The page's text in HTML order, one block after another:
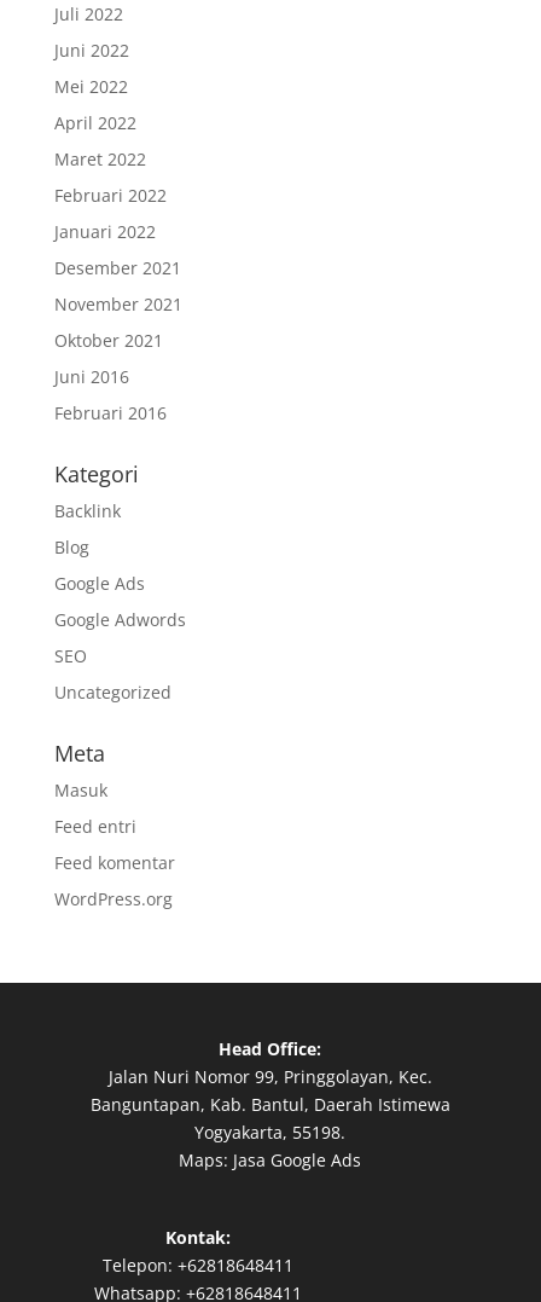
Juli 2022
Juni 2022
Mei 2022
April 2022
Maret 2022
Februari 2022
Januari 2022
Desember 2021
November 2021
Oktober 2021
Juni 2016
Februari 2016
Kategori
Backlink
Blog
Google Ads
Google Adwords
SEO
Uncategorized
Meta
Masuk
Feed entri
Feed komentar
WordPress.org
Head Office:
Jalan Nuri Nomor 99, Pringgolayan, Kec.
Banguntapan, Kab. Bantul, Daerah Istimewa
Yogyakarta, 55198.
Maps: Jasa Google Ads
Kontak:
Telepon: +62818648411
Whatsapp: +62818648411